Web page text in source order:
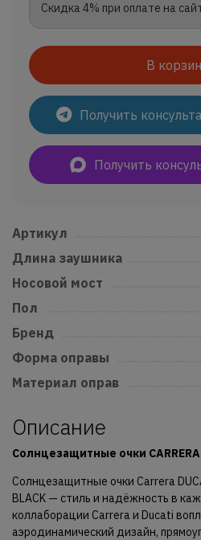
Скидка 4% при оплате на
В
Получить
Получить
Артикул
Длина заушника
Носовой мост
Пол
Бренд
Форма оправы
Материал оправ
Описание
Солнцезащитные очки
Солнцезащитные очки Carrera
BLACK — стиль и надёжность в
коллаборации Carrera и Ducati
аэродинамический дизайн,